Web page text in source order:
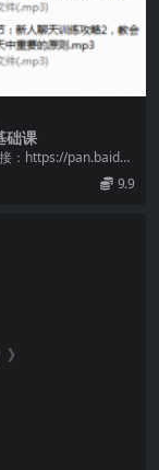
础课
：https://pan.baidu.
9.9